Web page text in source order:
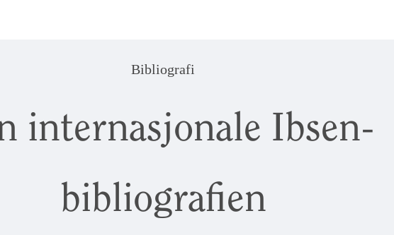
Bibliografi
internasjonale Ibsen-
bibliografien